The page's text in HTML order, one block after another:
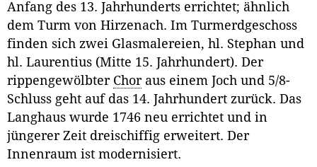
Anfang des 13. Jahrhunderts errichtet; ähnlich
dem Turm von Hirzenach. Im Turmerdgeschoss
finden sich zwei Glasmalereien, hl. Stephan und
hl. Laurentius (Mitte 15. Jahrhundert). Der
rippengewölbter Choraus einem Joch und 5/8-
Schluss geht auf das 14. Jahrhundert zurück. Das
Langhaus wurde 1746 neu errichtet und in
jüngerer Zeit dreischiffig erweitert. Der
Innenraum ist modernisiert.